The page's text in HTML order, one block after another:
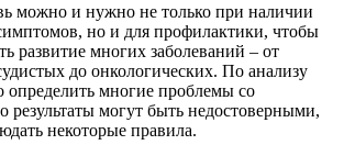
можно и нужно не только при наличии
но и для профилактики, чтобы
развитие многих заболеваний – от
до онкологических. По анализу
многие проблемы со
результаты могут быть недостоверными,
некоторые правила.